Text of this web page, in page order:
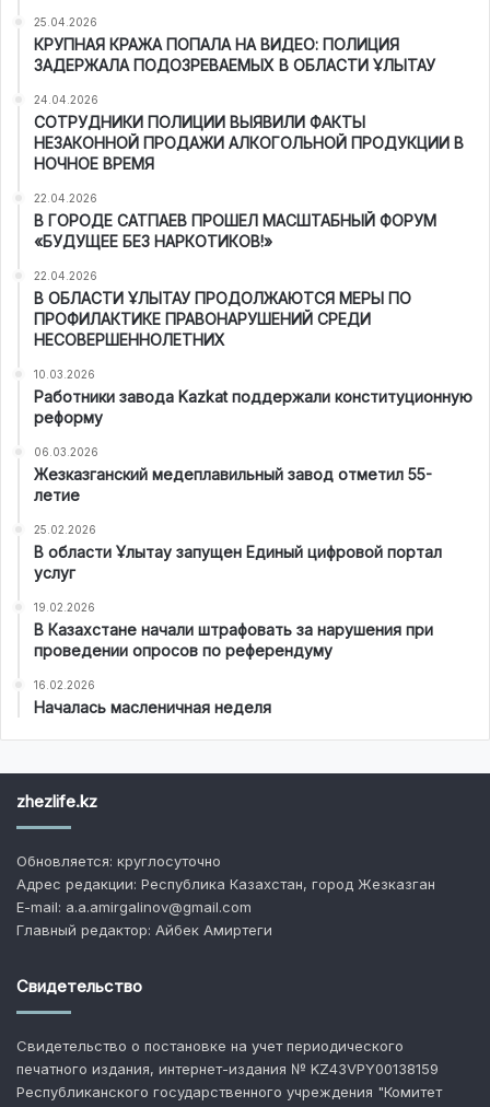
25.04.2026
КРУПНАЯ КРАЖА ПОПАЛА НА ВИДЕО: ПОЛИЦИЯ
ЗАДЕРЖАЛА ПОДОЗРЕВАЕМЫХ В ОБЛАСТИ ҰЛЫТАУ
24.04.2026
СОТРУДНИКИ ПОЛИЦИИ ВЫЯВИЛИ ФАКТЫ
НЕЗАКОННОЙ ПРОДАЖИ АЛКОГОЛЬНОЙ ПРОДУКЦИИ В
НОЧНОЕ ВРЕМЯ
22.04.2026
В ГОРОДЕ САТПАЕВ ПРОШЕЛ МАСШТАБНЫЙ ФОРУМ
«БУДУЩЕЕ БЕЗ НАРКОТИКОВ!»
22.04.2026
В ОБЛАСТИ ҰЛЫТАУ ПРОДОЛЖАЮТСЯ МЕРЫ ПО
ПРОФИЛАКТИКЕ ПРАВОНАРУШЕНИЙ СРЕДИ
НЕСОВЕРШЕННОЛЕТНИХ
10.03.2026
Работники завода Kazkat поддержали конституционную
реформу
06.03.2026
Жезказганский медеплавильный завод отметил 55-
летие
25.02.2026
В области Ұлытау запущен Единый цифровой портал
услуг
19.02.2026
В Казахстане начали штрафовать за нарушения при
проведении опросов по референдуму
16.02.2026
Началась масленичная неделя
zhezlife.kz
Обновляется: круглосуточно
Адрес редакции: Республика Казахстан, город Жезказган
E-mail: a.a.amirgalinov@gmail.com
Главный редактор: Айбек Амиртеги
Свидетельство
Свидетельство о постановке на учет периодического
печатного издания, интернет-издания № KZ43VPY00138159
Республиканского государственного учреждения "Комитет